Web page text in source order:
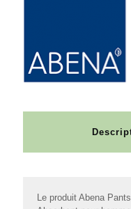
Le produit Abena